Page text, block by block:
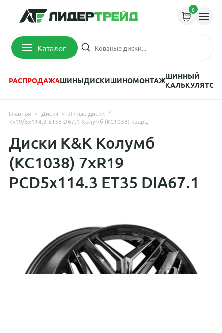
0
Каталог
РАСПРОДАЖАШИНЫДИСКИШИНОМОНТАЖШИННЫЙ
КАЛЬКУЛЯТОР
Главная Диски
Литые диски
7x19/5x114,3 ET35 D67,1 Колумб (КС1038) кварц
Диски K&K Колумб
(КС1038) 7xR19
PCD5x114.3 ET35 DIA67.1